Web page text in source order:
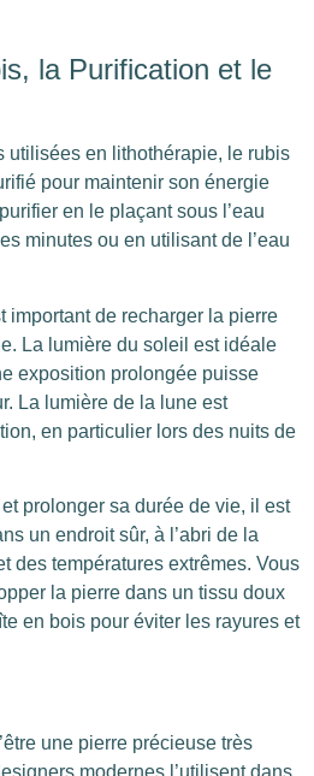
la Purification et le
utilisées en lithothérapie, le rubis
pour maintenir son énergie
en le plaçant sous l’eau
minutes ou en utilisant de l’eau
important de recharger la pierre
La lumière du soleil est idéale
exposition prolongée puisse
La lumière de la lune est
en particulier lors des nuits de
prolonger sa durée de vie, il est
un endroit sûr, à l’abri de la
des températures extrêmes. Vous
la pierre dans un tissu doux
en bois pour éviter les rayures et
une pierre précieuse très
modernes l’utilisent dans